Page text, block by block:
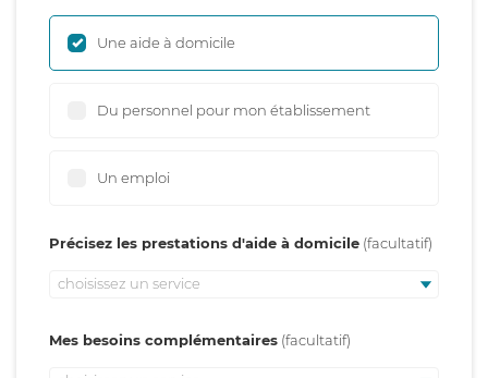
Une aide à domicile
Du personnel pour mon établissement
Un emploi
Précisez les prestations d'aide à domicile
choisissez un service
Mes besoins complémentaires